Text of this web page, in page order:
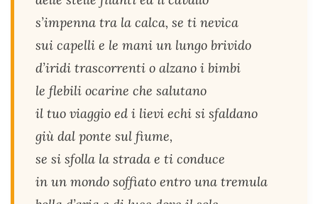
s’impenna tra la calca, se ti nevica
sui capelli e le mani un lungo brivido
d’iridi trascorrenti o alzano i bimbi
le flebili ocarine che salutano
il tuo viaggio ed i lievi echi si sfaldano
giù dal ponte sul fiume,
se si sfolla la strada e ti conduce
in un mondo soffiato entro una tremula